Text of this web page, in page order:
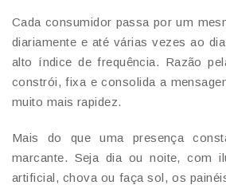
Cada consumidor passa por um
diariamente e até várias vezes ao
alto índice de frequência. Razão
constrói, fixa e consolida a
muito mais rapidez.
Mais do que uma presença
marcante. Seja dia ou noite, com
artificial, chova ou faça sol, os